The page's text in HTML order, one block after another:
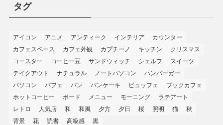
タグ
アイコン アニメ アンティーク インテリア
カウンター
カフェスペース
カフェ外観 カプチーノ キッチン
クリスマス
コースター
コーヒー豆 サンドウィッチ シェルフ
スイーツ
テイクアウト
ナチュラル ノートパソコン
ハンバーガー
パソコン
パフェ パン パンケーキ ビュッフェ
ブックカフェ
ホットコーヒー
ボード メニュー モーニング
ラテアート
レトロ
人気店 和 和風 夕方 夕日 桜 照明 猫
秋
背景
花 読書 高級感 黒